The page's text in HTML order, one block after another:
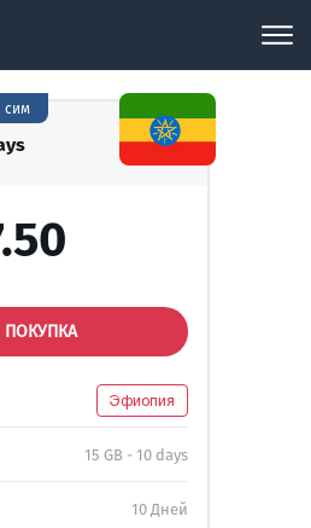
сим
ПОКУПКА
Эфиопия
15 GB - 10 days
10 Дней